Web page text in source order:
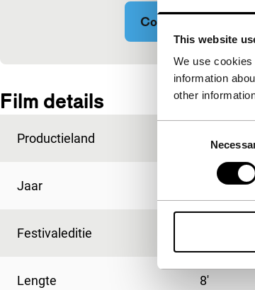
This website
We use
information
other
Cookie-instellingen
Ingesloten inhoud van YouTube
Film details
Productieland
Jaar 2019
Festivaleditie
Lengte 8'